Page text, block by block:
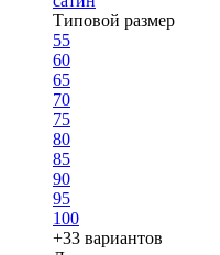
Типовой размер
55
60
65
70
75
80
85
90
95
100
+33 вариантов